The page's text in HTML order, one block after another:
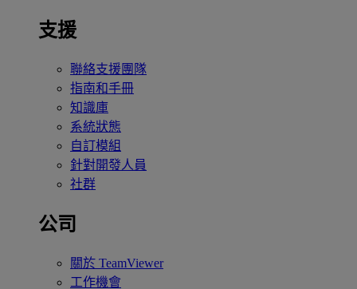
支援
聯絡支援團隊
指南和手冊
知識庫
系統狀態
自訂模組
針對開發人員
社群
公司
關於 TeamViewer
工作機會